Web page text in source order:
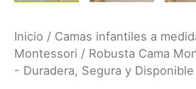
Inicio / Camas infantiles a
Montessori / Robusta Cama
- Duradera, Segura y